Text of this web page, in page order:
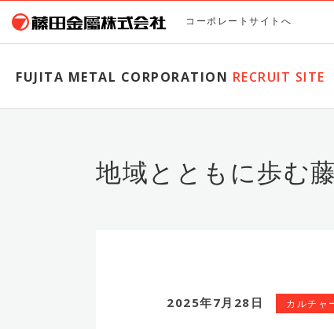
コーポレートサイトへ
FUJITA METAL CORPORATION RECRUIT SITE
地域とともに歩む
2025年7月28日 カルチャ